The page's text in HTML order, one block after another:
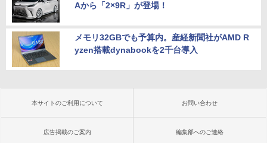
Aから「2×9R」が登場！
メモリ32GBでも予算内。産経新聞社がAMD R
yzen搭載dynabookを2千台導入
本サイトのご利用について お問い合わせ
広告掲載のご案内 編集部へのご連絡